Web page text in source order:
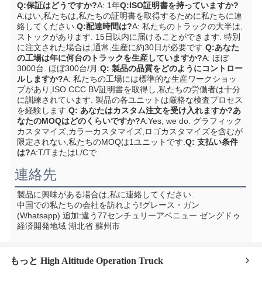
Q:保証はどうですか?A: 1年Q:ISO証明書を持っていますか?
A:はい,私たちは,私たちの証明書を取得するために私たちに連
絡してください. Q:配達時間は?A: 私たちのトラックの大半は,
ストックがあります. 15日以内に届けることができます. 特別
に注文された場合は,通常,生産に約30日が必要です. Q:あなた
の工場は年に何台のトラックを生産していますか?A: ほぼ
3000台. ほぼ300台/月. Q: 製品の品質をどのようにコントロー
ルしますか?A: 私たちの工場には標準的な生産ワークショッ
プがあり,ISO CCC BV証明書を取得し,私たちの労働者は十分
に訓練されています. 製品の各ユニットは厳格な検査プロセス
を経験します. Q: あなたはカスタム注文を受け入れますか?あ
なたのMOQはどのくらいですか?A:Yes, we do. グラフィック
カスタマイズ,カラーカスタマイズ,ロゴカスタマイズを含むが
限定されない,私たちのMOQは1ユニットです. Q: 支払い条件
は?A:T/TまたはL/Cで.
連絡先
製品に興味がある場合は,私に連絡してください.
中国での私たちの会社を訪れよう!グレース・ガン
(Whatsapp) 追加:違う77センチュリーアベニュー ゼングドゥ
経済開発地域 湖北省 蘇州市
もっと High Altitude Operation Truck